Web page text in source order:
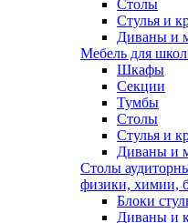
Столы
Стулья и
Диваны и
Мебель для школ
Шкафы
Секции
Тумбы
Столы
Стулья и
Диваны и
Столы
физики, химии,
Блоки
Диваны и